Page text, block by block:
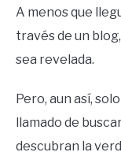
A menos que
través de un
sea revelada.
Pero, aun así,
llamado de
descubran la